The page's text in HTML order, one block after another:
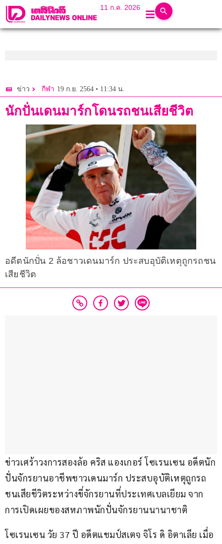
11 ก.ค. 2026
ข่าว กีฬา 19 ก.ย. 2564 • 11:34 น.
นักปั่นเดนมาร์กโดนรถชนเสียชีวิต
อดีตนักปั่น 2 ล้อชาวเดนมาร์ก ประสบอุบัติเหตุถูกรถชน
เสียชีวิต
ข่าวเศร้าวงการสองล้อ คริส แองเกอร์ โซเรนเซน อดีตนัก
ปั่นจักรยานอาชีพชาวเดนมาร์ก ประสบอุบัติเหตุถูกรถ
ชนเสียชีวิตระหว่างขี่จักรยานที่ประเทศเบลเยียม จาก
การเปิดเผยของสหภาพนักปั่นจักรยานนานาชาติ
โซเรนเซน วัย 37 ปี อดีตแชมป์สเตจ จิโร ดิ อิตาเลีย เมื่อ